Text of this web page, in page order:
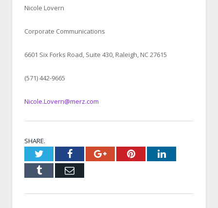
Nicole Lovern
Corporate Communications
6601 Six Forks Road, Suite 430, Raleigh, NC 27615
(571) 442-9665
Nicole.Lovern@merz.com
SHARE.
TwitterFacebookGoogle+PinterestLinkedIn
Tumblr Email